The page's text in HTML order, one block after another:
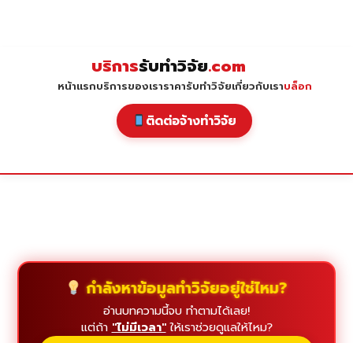
บริการรับทำวิจัย.com
หน้าแรกบริการของเราราคารับทำวิจัยเกี่ยวกับเราบล็อก
ติดต่อจ้างทำวิจัย
กำลังหาข้อมูลทำวิจัยอยู่ใช่ไหม?
อ่านบทความนี้จบ ทำตามได้เลย!
แต่ถ้า "ไม่มีเวลา"ให้เราช่วยดูแลให้ไหม?